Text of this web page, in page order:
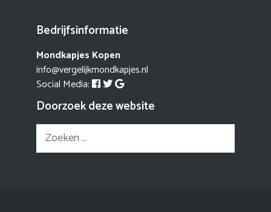
Bedrijfsinformatie
Mondkapjes Kopen
info@vergelijkmondkapjes.nl
Social Media:
Doorzoek deze website
Zoek
naar: